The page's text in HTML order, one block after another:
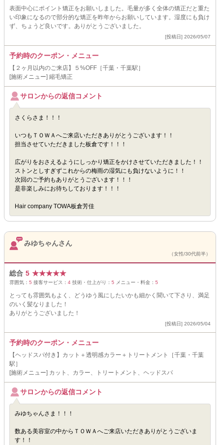
表面中心にポイント矯正をお願いしました。毛量が多く全体の矯正だと重た
い印象になるので部分的な矯正を昨年からお願いしています。湿度にも負け
ず、ちょうど良いです。ありがとうございました。
[投稿日] 2026/05/07
予約時のクーポン・メニュー
【２ヶ月以内のご来店】５%OFF［千葉・千葉駅］
[施術メニュー] 縮毛矯正
サロンからの返信コメント
さくらさま！！！
いつもＴＯＷＡへご来店いただきありがとうございます！！
担当させていただきました板倉です！！！
広がりをおさえるようにしっかり矯正をかけさせていただきました！！
ストンとしすぎずこれからの梅雨の湿気にも負けないように！！
次回のご予約もありがとうございます！！！
是非楽しみにお待ちしております！！！
Hair company TOWA板倉芳佳
みゆちゃんさん
（女性/30代前半）
総合 5 ★★★★★
雰囲気： 5 接客サービス： 4 技術・仕上がり： 5 メニュー・料金： 5
とっても雰囲気もよく、どうゆう風にしたいかも細かく聞いて下さり、満足
のいく髪なりました！
ありがとうございました！
[投稿日] 2026/05/04
予約時のクーポン・メニュー
【ヘッドスパ付き】カット＋透明感カラー＋トリートメント［千葉・千葉
駅］
[施術メニュー] カット、カラー、トリートメント、ヘッドスパ
サロンからの返信コメント
みゆちゃんさま！！！
数ある美容室の中からＴＯＷＡへご来店いただきありがとうございま
す！！